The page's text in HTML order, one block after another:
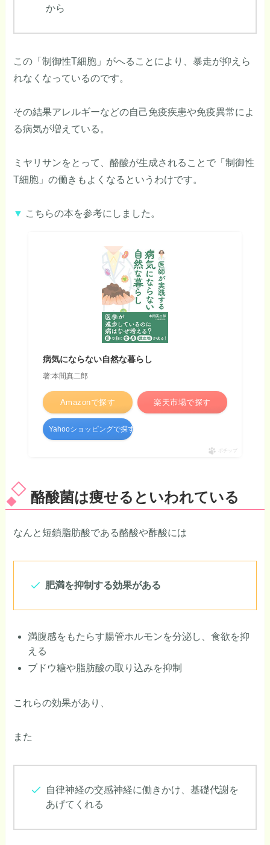
から
この「制御性T細胞」がへることにより、暴走が抑えら
れなくなっているのです。
その結果アレルギーなどの自己免疫疾患や免疫異常によ
る病気が増えている。
ミヤリサンをとって、酪酸が生成されることで「制御性
T細胞」の働きもよくなるというわけです。
▼ こちらの本を参考にしました。
病気にならない自然な暮らし
著:本間真二郎
Amazonで探す 楽天市場で探す
Yahooショッピングで探す
ポチップ
酪酸菌は痩せるといわれている
なんと短鎖脂肪酸である酪酸や酢酸には
肥満を抑制する効果がある
満腹感をもたらす腸管ホルモンを分泌し、食欲を抑
える
ブドウ糖や脂肪酸の取り込みを抑制
これらの効果があり、
また
自律神経の交感神経に働きかけ、基礎代謝を
あげてくれる